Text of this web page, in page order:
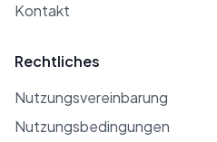
Kontakt
Rechtliches
Nutzungsvereinbarung
Nutzungsbedingungen